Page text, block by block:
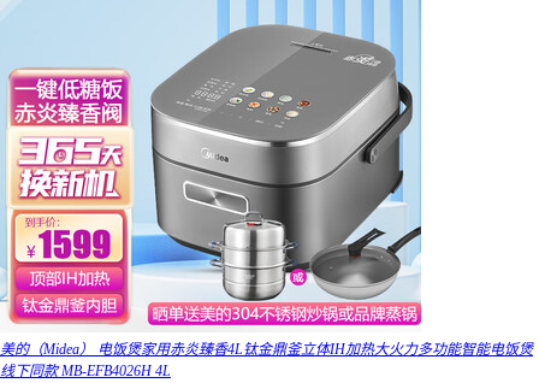
美的（Midea） 电饭煲家用赤炎臻香4L钛金鼎釜立体IH加热大火力多功能智能电饭煲
线下同款 MB-EFB4026H 4L